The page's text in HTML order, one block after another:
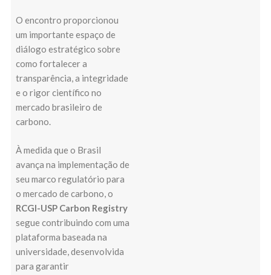
O encontro proporcionou
um importante espaço de
diálogo estratégico sobre
como fortalecer a
transparência, a integridade
e o rigor científico no
mercado brasileiro de
carbono.
À medida que o Brasil
avança na implementação de
seu marco regulatório para
o mercado de carbono, o
RCGI-USP Carbon Registry
segue contribuindo com uma
plataforma baseada na
universidade, desenvolvida
para garantir